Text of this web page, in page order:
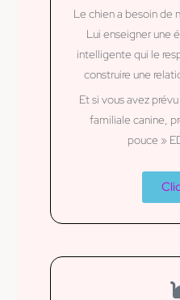
Le chien a besoin de
Lui enseigner une
intelligente qui le
construire une
Et si vous avez
familiale canine,
pouce »